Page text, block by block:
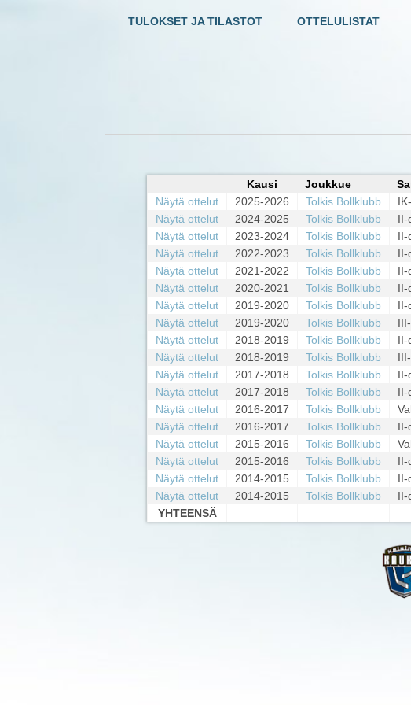
TULOKSET JA TILASTOT OTTELULISTAT
Kausi Joukkue
Näytä ottelut
2025-2026 Tolkis Bollklubb
Näytä ottelut
2024-2025 Tolkis Bollklubb II-
Näytä ottelut
2023-2024 Tolkis Bollklubb II-
Näytä ottelut
2022-2023 Tolkis Bollklubb II-
Näytä ottelut
2021-2022 Tolkis Bollklubb II-
Näytä ottelut
2020-2021 Tolkis Bollklubb II-
Näytä ottelut
2019-2020 Tolkis Bollklubb II-
Näytä ottelut
2019-2020 Tolkis Bollklubb
Näytä ottelut
2018-2019 Tolkis Bollklubb II-
Näytä ottelut
2018-2019 Tolkis Bollklubb
Näytä ottelut
2017-2018 Tolkis Bollklubb II-
Näytä ottelut
2017-2018 Tolkis Bollklubb II-
Näytä ottelut
2016-2017 Tolkis Bollklubb
Näytä ottelut
2016-2017 Tolkis Bollklubb II-
Näytä ottelut
2015-2016 Tolkis Bollklubb
Näytä ottelut
2015-2016 Tolkis Bollklubb II-
Näytä ottelut
2014-2015 Tolkis Bollklubb II-
Näytä ottelut
2014-2015 Tolkis Bollklubb II-
YHTEENSÄ